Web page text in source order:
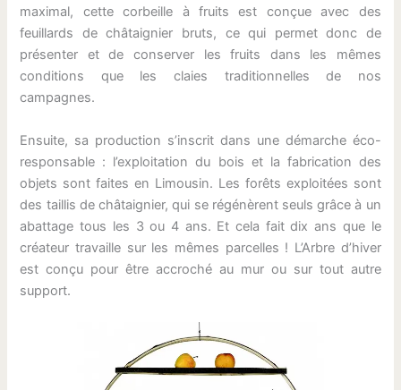
maximal, cette corbeille à fruits est conçue avec des
feuillards de châtaignier bruts, ce qui permet donc de
présenter et de conserver les fruits dans les mêmes
conditions que les claies traditionnelles de nos
campagnes.
Ensuite, sa production s’inscrit dans une démarche éco-
responsable : l’exploitation du bois et la fabrication des
objets sont faites en Limousin. Les forêts exploitées sont
des taillis de châtaignier, qui se régénèrent seuls grâce à un
abattage tous les 3 ou 4 ans. Et cela fait dix ans que le
créateur travaille sur les mêmes parcelles ! L’Arbre d’hiver
est conçu pour être accroché au mur ou sur tout autre
support.